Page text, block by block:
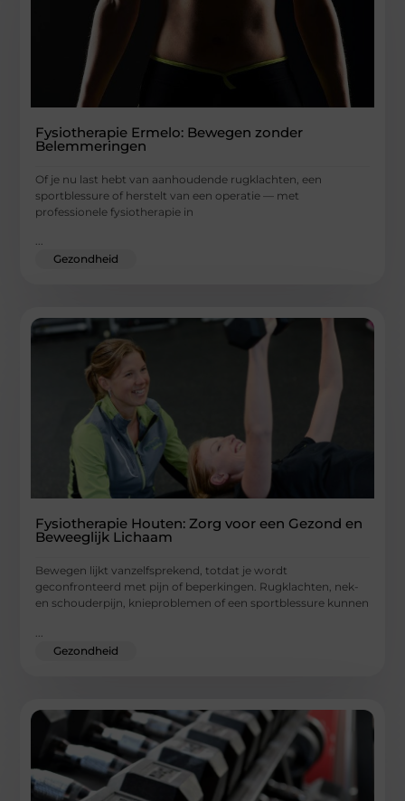
Fysiotherapie Ermelo: Bewegen zonder
Belemmeringen
Of je nu last hebt van aanhoudende rugklachten, een
sportblessure of herstelt van een operatie — met
professionele fysiotherapie in
...
Gezondheid
Fysiotherapie Houten: Zorg voor een Gezond en
Beweeglijk Lichaam
Bewegen lijkt vanzelfsprekend, totdat je wordt
geconfronteerd met pijn of beperkingen. Rugklachten, nek-
en schouderpijn, knieproblemen of een sportblessure kunnen
Gezondheid